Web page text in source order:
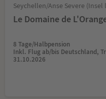
Seychellen/Anse Severe (Insel
Le Domaine de
8 Tage/Halbpension
Inkl. Flug ab/bis Deutschland,
31.10.2026